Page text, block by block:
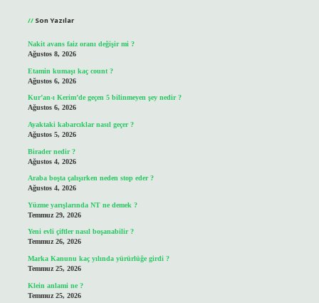
Son Yazılar
Nakit avans faiz oranı değişir mi ?
Ağustos 8, 2026
Etamin kumaşı kaç count ?
Ağustos 6, 2026
Kur’an-ı Kerim’de geçen 5 bilinmeyen şey nedir ?
Ağustos 6, 2026
Ayaktaki kabarcıklar nasıl geçer ?
Ağustos 5, 2026
Birader nedir ?
Ağustos 4, 2026
Araba boşta çalışırken neden stop eder ?
Ağustos 4, 2026
Yüzme yarışlarında NT ne demek ?
Temmuz 29, 2026
Yeni evli çiftler nasıl boşanabilir ?
Temmuz 26, 2026
Marka Kanunu kaç yılında yürürlüğe girdi ?
Temmuz 25, 2026
Klein anlami ne ?
Temmuz 25, 2026